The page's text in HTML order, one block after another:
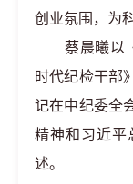
创业氛围，为
蔡晨曦以《
时代纪检干部
记在中纪委全
精神和习近平
述。